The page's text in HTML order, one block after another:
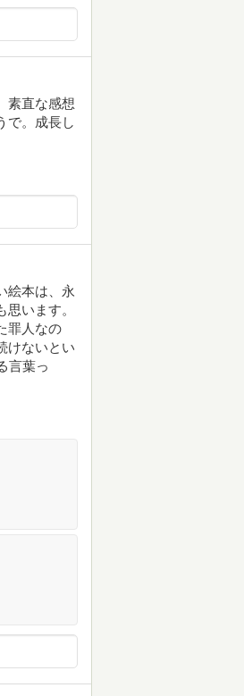
素直な感想
で。成長し
絵本は、永
います。
罪人なの
けないとい
言葉っ